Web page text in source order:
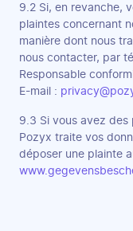
9.2 Si, en revanche,
plaintes concernant
manière dont nous
nous contacter, par
Responsable
E-mail :
9.3 Si vous avez des
Pozyx traite vos
déposer une plainte